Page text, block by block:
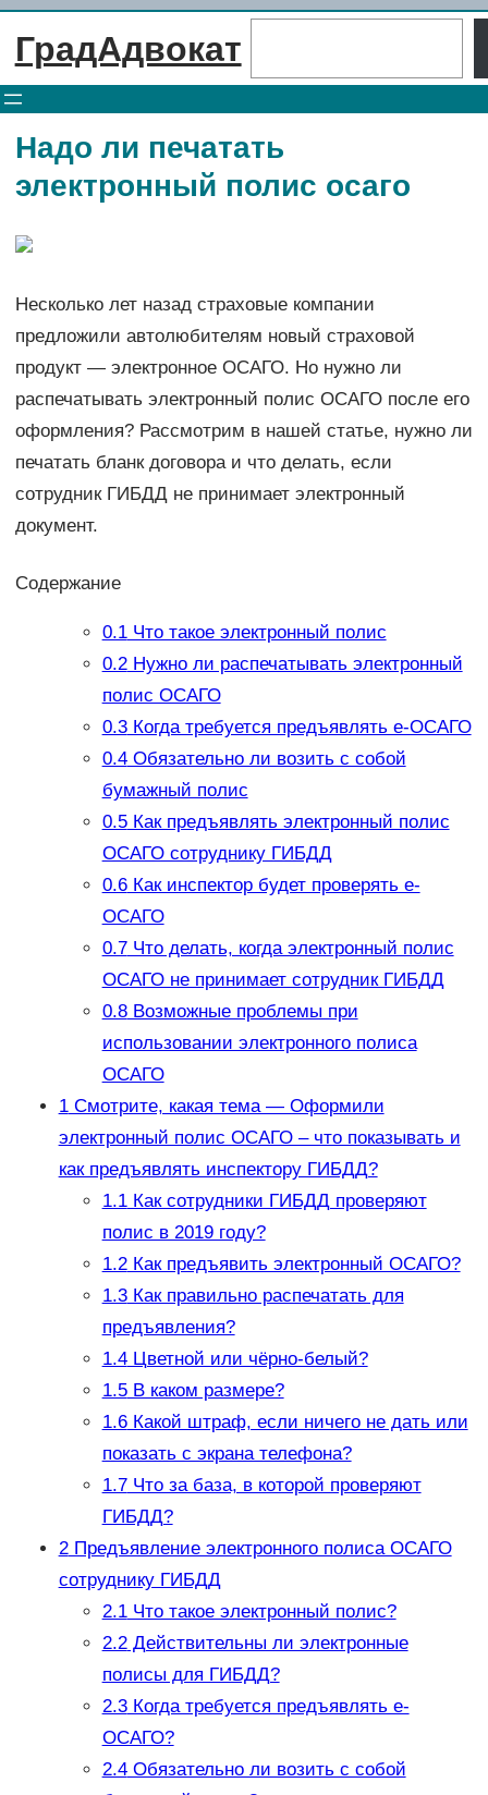
Перейти
ГрадАдвокат
Надо ли печатать
электронный полис осаго
Несколько лет назад страховые компании
предложили автолюбителям новый страховой
продукт — электронное ОСАГО. Но нужно ли
распечатывать электронный полис ОСАГО после его
оформления? Рассмотрим в нашей статье, нужно ли
печатать бланк договора и что делать, если
сотрудник ГИБДД не принимает электронный
документ.
Содержание
0.1Что такое электронный полис
0.2Нужно ли распечатывать электронный
полис ОСАГО
0.3Когда требуется предъявлять е-ОСАГО
0.4Обязательно ли возить с собой
бумажный полис
0.5Как предъявлять электронный полис
ОСАГО сотруднику ГИБДД
0.6Как инспектор будет проверять е-
ОСАГО
0.7Что делать, когда электронный полис
ОСАГО не принимает сотрудник ГИБДД
0.8Возможные проблемы при
использовании электронного полиса
ОСАГО
1Смотрите, какая тема — Оформили
электронный полис ОСАГО – что показывать и
как предъявлять инспектору ГИБДД?
1.1Как сотрудники ГИБДД проверяют
полис в 2019 году?
1.2Как предъявить электронный ОСАГО?
1.3Как правильно распечатать для
предъявления?
1.4Цветной или чёрно-белый?
1.5В каком размере?
1.6Какой штраф, если ничего не дать или
показать с экрана телефона?
1.7Что за база, в которой проверяют
ГИБДД?
2Предъявление электронного полиса ОСАГО
сотруднику ГИБДД
2.1Что такое электронный полис?
2.2Действительны ли электронные
полисы для ГИБДД?
2.3Когда требуется предъявлять е-
ОСАГО?
2.4Обязательно ли возить с собой